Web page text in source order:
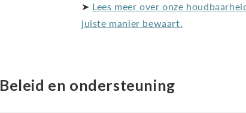
➤ Lees meer over onze
juiste manier bewaart.
Beleid en ondersteuning